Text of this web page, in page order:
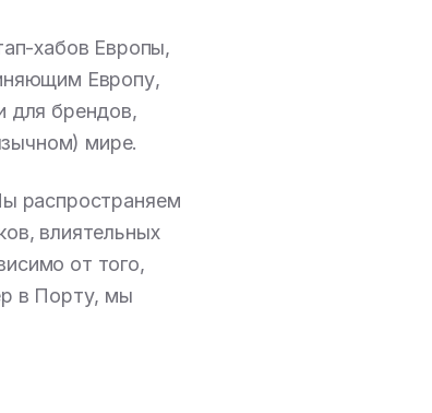
хабов Европы,
Европу,
для брендов,
мире.
распространяем
влиятельных
от того,
в Порту, мы